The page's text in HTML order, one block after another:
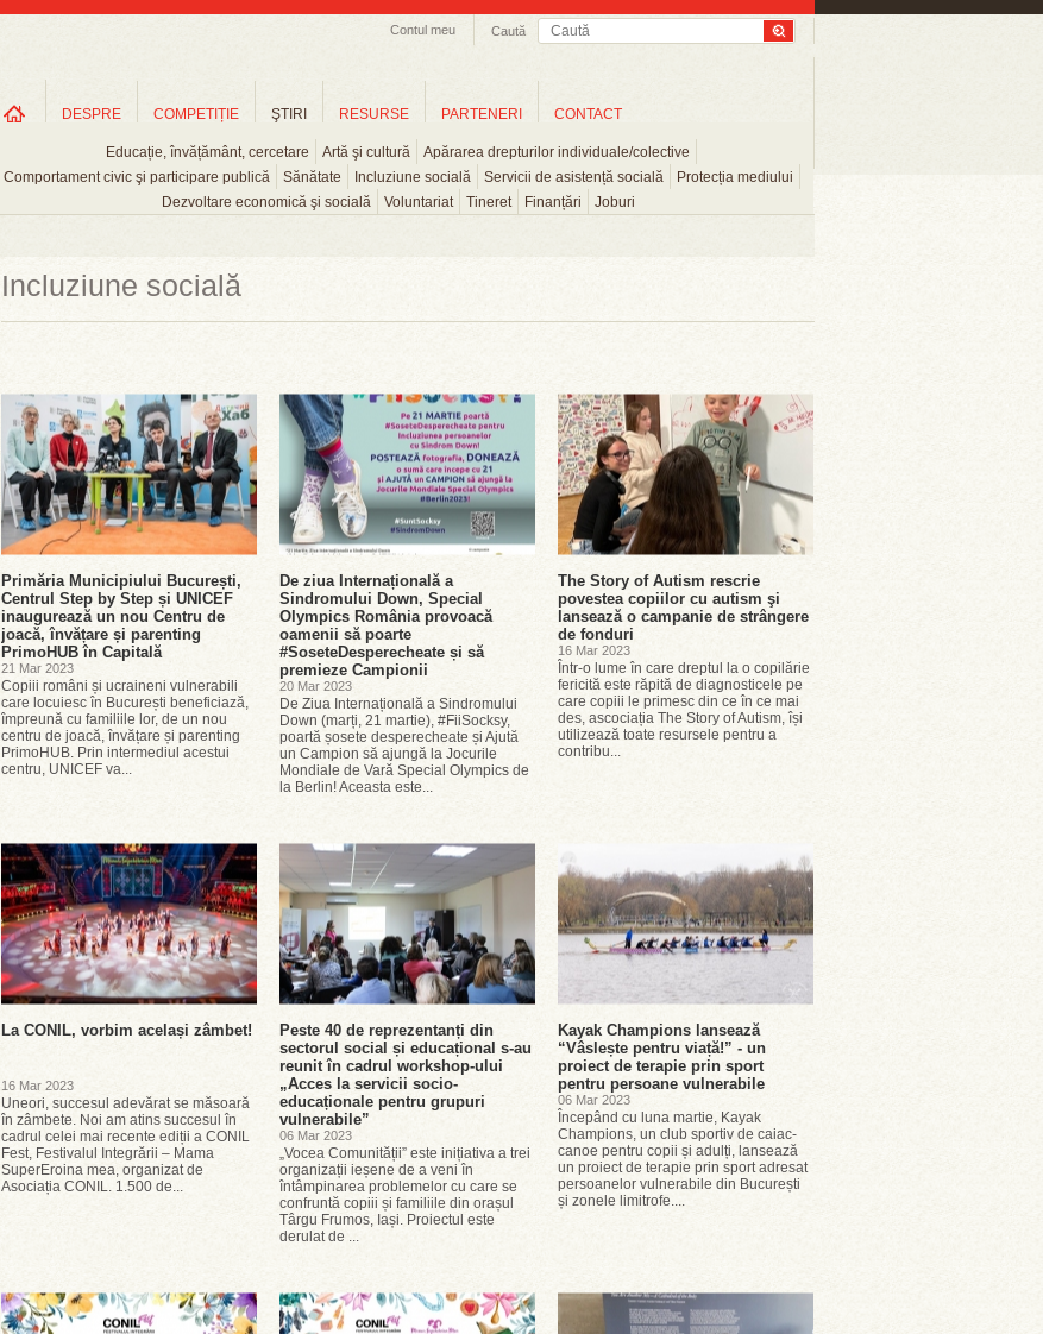
Caută
Contul meu
DESPRE COMPETIȚIE ŞTIRI
Educație, învățământ, cercetare Artă şi cultură
Apărarea drepturilor individuale/colective
Comportament civic şi participare publică
Sănătate Incluziune socială Servicii de asistență socială
Protecția mediului
Dezvoltare economică şi socială
Voluntariat Tineret Finanțări Joburi
RESURSE PARTENERI CONTACT
Incluziune socială
Primăria Municipiului București,
Centrul Step by Step și UNICEF
inaugurează un nou Centru de
joacă, învățare și parenting
PrimoHUB în Capitală
21 Mar 2023
Copiii români și ucraineni vulnerabili
care locuiesc în București beneficiază,
împreună cu familiile lor, de un nou
centru de joacă, învățare și parenting
PrimoHUB. Prin intermediul acestui
centru, UNICEF va...
De ziua Internațională a
Sindromului Down, Special
Olympics România provoacă
oamenii să poarte
#SoseteDesperecheate și să
premieze Campionii
20 Mar 2023
De Ziua Internațională a Sindromului
Down (marți, 21 martie), #FiiSocksy,
poartă șosete desperecheate și Ajută
un Campion să ajungă la Jocurile
Mondiale de Vară Special Olympics de
la Berlin! Aceasta este...
The Story of Autism rescrie
povestea copiilor cu autism şi
lansează o campanie de strângere
de fonduri
16 Mar 2023
Într-o lume în care dreptul la o copilărie
fericită este răpită de diagnosticele pe
care copiii le primesc din ce în ce mai
des, ascociația The Story of Autism, își
utilizează toate resursele pentru a
contribu...
La CONIL, vorbim același zâmbet!
16 Mar 2023
Uneori, succesul adevărat se măsoară
în zâmbete. Noi am atins succesul în
cadrul celei mai recente ediții a CONIL
Fest, Festivalul Integrării – Mama
SuperEroina mea, organizat de
Asociația CONIL. 1.500 de...
Peste 40 de reprezentanți din
sectorul social și educațional s-au
reunit în cadrul workshop-ului
„Acces la servicii socio-
educaționale pentru grupuri
vulnerabile”
06 Mar 2023
„Vocea Comunității” este inițiativa a trei
organizații ieșene de a veni în
întâmpinarea problemelor cu care se
confruntă copiii și familiile din orașul
Târgu Frumos, Iași. Proiectul este
derulat de ...
Kayak Champions lansează
“Vâslește pentru viață!” - un
proiect de terapie prin sport
pentru persoane vulnerabile
06 Mar 2023
Începând cu luna martie, Kayak
Champions, un club sportiv de caiac-
canoe pentru copii și adulți, lansează
un proiect de terapie prin sport adresat
persoanelor vulnerabile din București
și zonele limitrofe....